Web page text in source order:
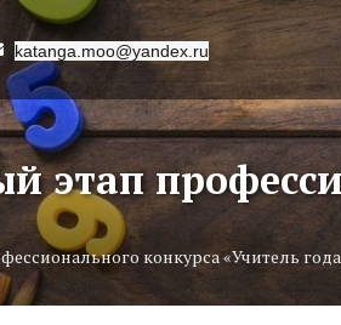
katanga.moo@yandex.ru
этап
конкурса «Учитель